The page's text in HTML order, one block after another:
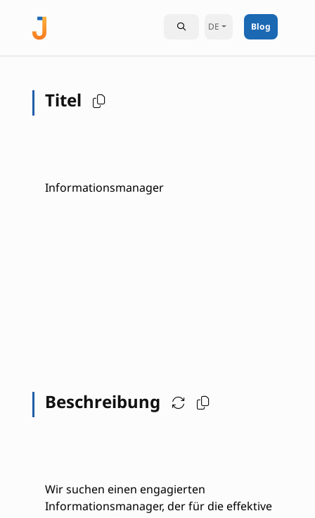
DE Blog
Titel
Informationsmanager
Beschreibung
Wir suchen einen engagierten
Informationsmanager, der für die effektive